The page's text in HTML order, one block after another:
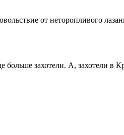
от неторопливого
захотели. А, захотели в